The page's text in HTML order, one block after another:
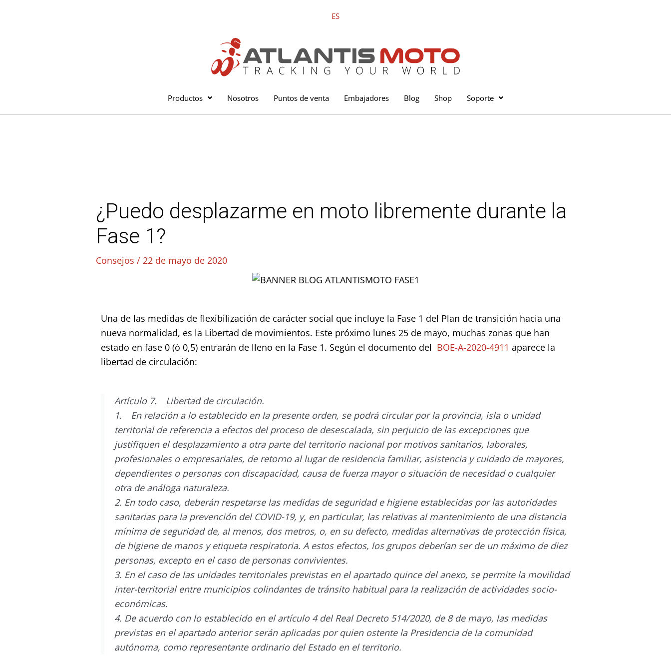
ES
Productos Nosotros Puntos de venta Embajadores Blog Shop Soporte
¿Puedo desplazarme en moto libremente durante la
Fase 1?
Consejos /22 de mayo de 2020
Una de las medidas de flexibilización de carácter social que incluye la Fase 1 del Plan de transición hacia una
nueva normalidad, es la Libertad de movimientos. Este próximo lunes 25 de mayo, muchas zonas que han
estado en fase 0 (ó 0,5) entrarán de lleno en la Fase 1. Según el documento del BOE-A-2020-4911 aparece la
libertad de circulación:
Artículo 7. Libertad de circulación.
1. En relación a lo establecido en la presente orden, se podrá circular por la provincia, isla o unidad
territorial de referencia a efectos del proceso de desescalada, sin perjuicio de las excepciones que
justifiquen el desplazamiento a otra parte del territorio nacional por motivos sanitarios, laborales,
profesionales o empresariales, de retorno al lugar de residencia familiar, asistencia y cuidado de mayores,
dependientes o personas con discapacidad, causa de fuerza mayor o situación de necesidad o cualquier
otra de análoga naturaleza.
2. En todo caso, deberán respetarse las medidas de seguridad e higiene establecidas por las autoridades
sanitarias para la prevención del COVID-19, y, en particular, las relativas al mantenimiento de una distancia
mínima de seguridad de, al menos, dos metros, o, en su defecto, medidas alternativas de protección física,
de higiene de manos y etiqueta respiratoria. A estos efectos, los grupos deberían ser de un máximo de diez
personas, excepto en el caso de personas convivientes.
3. En el caso de las unidades territoriales previstas en el apartado quince del anexo, se permite la movilidad
inter-territorial entre municipios colindantes de tránsito habitual para la realización de actividades socio-
económicas.
4. De acuerdo con lo establecido en el artículo 4 del Real Decreto 514/2020, de 8 de mayo, las medidas
previstas en el apartado anterior serán aplicadas por quien ostente la Presidencia de la comunidad
autónoma, como representante ordinario del Estado en el territorio.